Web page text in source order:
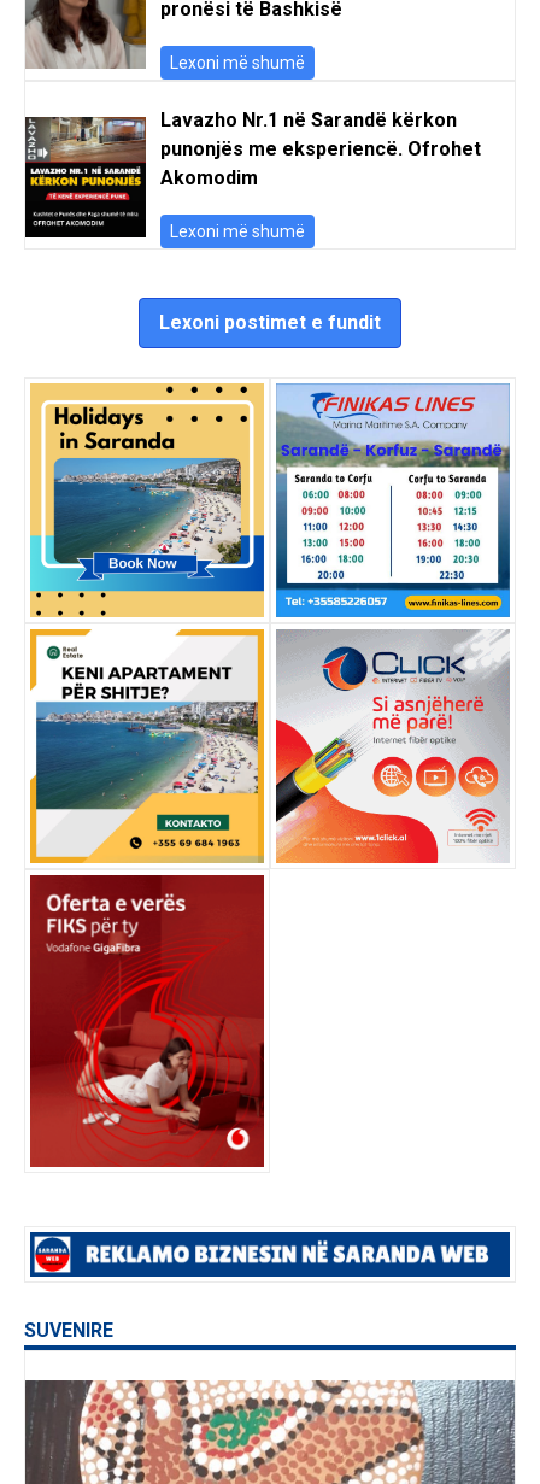
pronësi të Bashkisë
Lexoni më shumë
Lavazho Nr.1 në Sarandë kërkon
punonjës me eksperiencë. Ofrohet
Akomodim
Lexoni më shumë
Lexoni postimet e fundit
SUVENIRE